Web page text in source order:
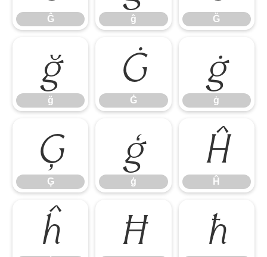
Ĝ ĝ Ğ
ğ
ğ
Ġ
Ġ
ġ
ġ
Ģ
Ģ
ģ
ģ
Ĥ
Ĥ
ĥ Ħ ħ